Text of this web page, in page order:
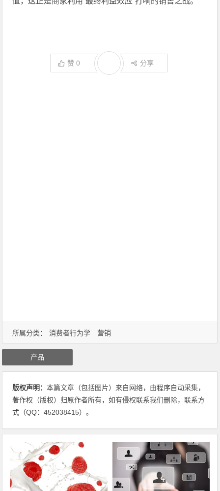
赞0 分享
所属分类： 消费者行为学 营销
产品
版权声明：本篇文章（包括图片）来自网络，由程序自动采集，
著作权（版权）归原作者所有，如有侵权联系我们删除，联系方
式（QQ：452038415）。